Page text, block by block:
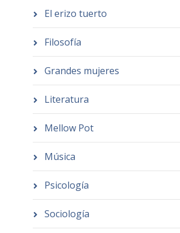
El erizo tuerto
Filosofía
Grandes mujeres
Literatura
Mellow Pot
Música
Psicología
Sociología